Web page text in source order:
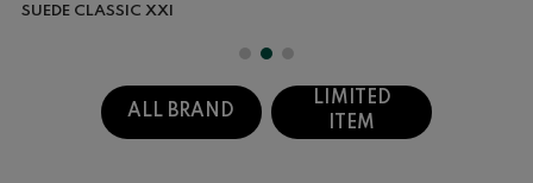
ALL BRAND
LIMITED
ITEM